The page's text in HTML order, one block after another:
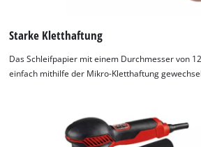
Starke Kletthaftung
Das Schleifpapier mit einem Durchmesser von
einfach mithilfe der Mikro-Kletthaftung